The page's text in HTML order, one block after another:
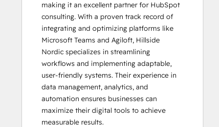
making it an excellent partner for HubSpot
consulting. With a proven track record of
integrating and optimizing platforms like
Microsoft Teams and Agiloft, Hillside
Nordic specializes in streamlining
workflows and implementing adaptable,
user-friendly systems. Their experience in
data management, analytics, and
automation ensures businesses can
maximize their digital tools to achieve
measurable results.